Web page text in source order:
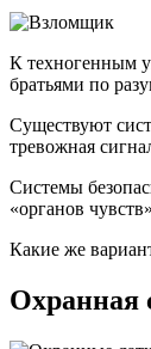
К техногенным
братьями по
Существуют
тревожная
Системы
«органов
Какие же
Охранная